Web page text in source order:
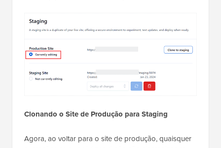
Clonando o Site de Produção para Staging
Agora, ao voltar para o site de produção, quaisquer